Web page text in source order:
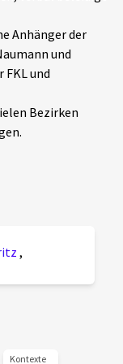
Anhänger der
und
FKL und
Bezirken
,
Kontexte